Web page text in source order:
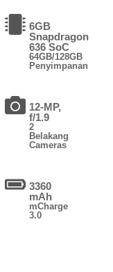
6GB
Snapdragon
636 SoC
64GB/128GB
Penyimpanan
12-MP,
f/1.9
2
Belakang
Cameras
3360
mAh
mCharge
3.0